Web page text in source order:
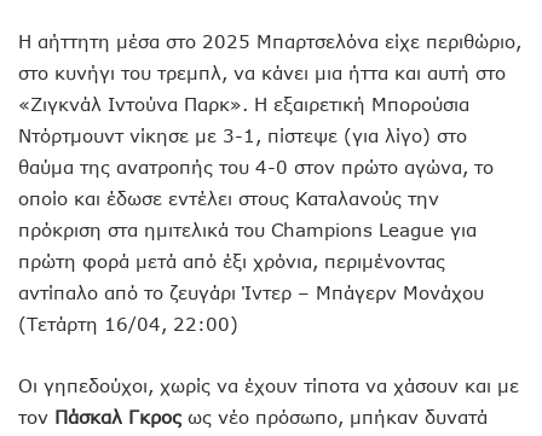
Η αήττητη μέσα στο 2025 Μπαρτσελόνα είχε περιθώριο,
στο κυνήγι του τρεμπλ, να κάνει μια ήττα και αυτή στο
«Ζιγκνάλ Ιντούνα Παρκ». Η εξαιρετική Μπορούσια
Ντόρτμουντ νίκησε με 3-1, πίστεψε (για λίγο) στο
θαύμα της ανατροπής του 4-0 στον πρώτο αγώνα, το
οποίο και έδωσε εντέλει στους Καταλανούς την
πρόκριση στα ημιτελικά του Champions League για
πρώτη φορά μετά από έξι χρόνια, περιμένοντας
αντίπαλο από το ζευγάρι Ίντερ – Μπάγερν Μονάχου
(Τετάρτη 16/04, 22:00)
Οι γηπεδούχοι, χωρίς να έχουν τίποτα να χάσουν και με
τον Πάσκαλ Γκρος ως νέο πρόσωπο, μπήκαν δυνατά